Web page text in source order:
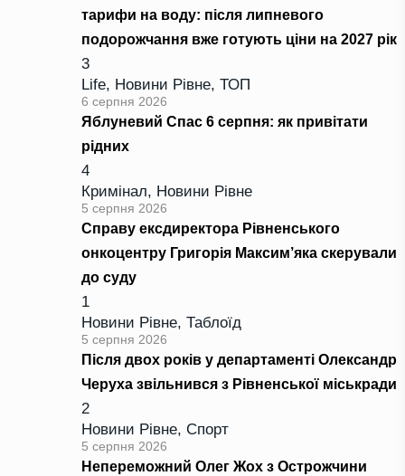
тарифи на воду: після липневого
подорожчання вже готують ціни на 2027 рік
3
Life, Новини Рівне, ТОП
6 серпня 2026
Яблуневий Спас 6 серпня: як привітати
рідних
4
Кримінал, Новини Рівне
5 серпня 2026
Справу ексдиректора Рівненського
онкоцентру Григорія Максим’яка скерували
до суду
1
Новини Рівне, Таблоїд
5 серпня 2026
Після двох років у департаменті Олександр
Черуха звільнився з Рівненської міськради
2
Новини Рівне, Спорт
5 серпня 2026
Непереможний Олег Жох з Острожчини